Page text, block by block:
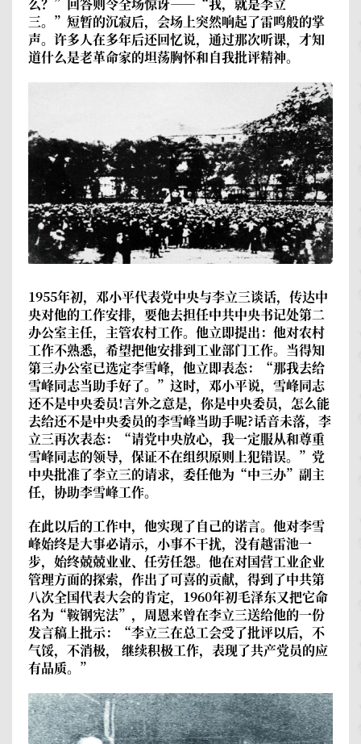
三。”短暂的沉寂后，会场上突然响起了雷鸣般的掌
声。许多人在多年后还回忆说，通过那次听课，才知
道什么是老革命家的坦荡胸怀和自我批评精神。
1955年初，邓小平代表党中央与李立三谈话，传达中
央对他的工作安排，要他去担任中共中央书记处第二
办公室主任，主管农村工作。他立即提出：他对农村
工作不熟悉，希望把他安排到工业部门工作。当得知
第三办公室已选定李雪峰，他立即表态：“那我去给
雪峰同志当助手好了。”这时，邓小平说，雪峰同志
还不是中央委员!言外之意是，你是中央委员，怎么能
去给还不是中央委员的李雪峰当助手呢?话音未落，李
立三再次表态：“请党中央放心，我一定服从和尊重
雪峰同志的领导，保证不在组织原则上犯错误。”党
中央批准了李立三的请求，委任他为“中三办”副主
任，协助李雪峰工作。
在此以后的工作中，他实现了自己的诺言。他对李雪
峰始终是大事必请示，小事不干扰，没有越雷池一
步，始终兢兢业业、任劳任怨。他在对国营工业企业
管理方面的探索，作出了可喜的贡献，得到了中共第
八次全国代表大会的肯定，1960年初毛泽东又把它命
名为“鞍钢宪法”，周恩来曾在李立三送给他的一份
发言稿上批示：“李立三在总工会受了批评以后，不
气馁，不消极， 继续积极工作，表现了共产党员的应
有品质。”